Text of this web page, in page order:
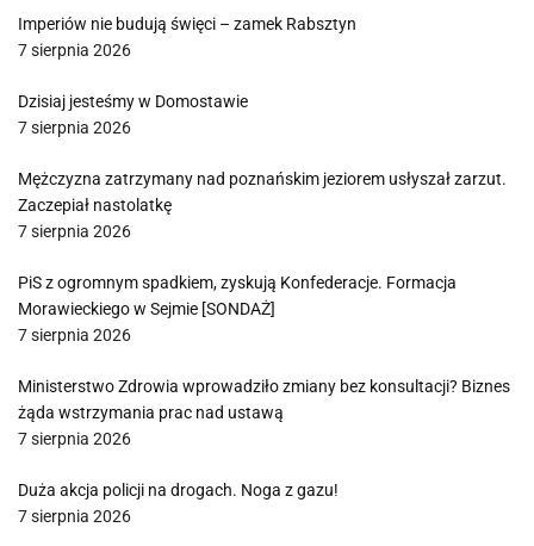
Imperiów nie budują święci – zamek Rabsztyn
7 sierpnia 2026
Dzisiaj jesteśmy w Domostawie
7 sierpnia 2026
Mężczyzna zatrzymany nad poznańskim jeziorem usłyszał zarzut.
Zaczepiał nastolatkę
7 sierpnia 2026
PiS z ogromnym spadkiem, zyskują Konfederacje. Formacja
Morawieckiego w Sejmie [SONDAŻ]
7 sierpnia 2026
Ministerstwo Zdrowia wprowadziło zmiany bez konsultacji? Biznes
żąda wstrzymania prac nad ustawą
7 sierpnia 2026
Duża akcja policji na drogach. Noga z gazu!
7 sierpnia 2026